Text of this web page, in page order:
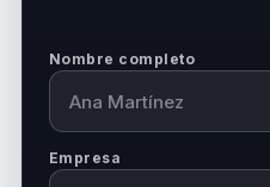
Nombre completo
Empresa